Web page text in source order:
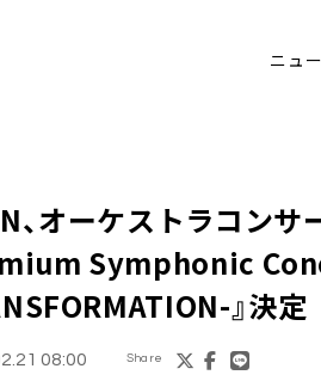
ニュ
、オーケストラコンサ
Symphonic
』決定
08:00 Share